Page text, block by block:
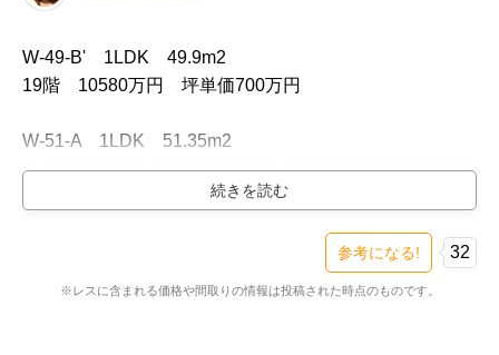
W-49-B'　1LDK　49.9m2
19階　10580万円　坪単価700万円
W-51-A　1LDK　51.35m2
9階　10770万円　坪単価693万円
10階　11070万円　坪単価712万円
参考になる! 32
※レスに含まれる価格や間取りの情報は投稿された時点のものです。